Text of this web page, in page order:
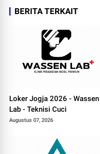
BERITA TERKAIT
Loker Jogja 2026 - Wassen
Lab - Teknisi Cuci
Augustus 07, 2026